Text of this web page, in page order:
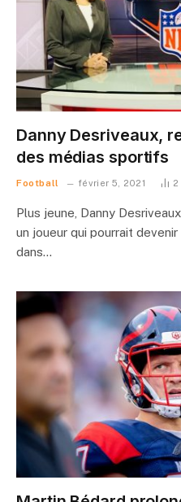
Danny Desriveaux,
des médias sportifs
Football février 5, 2021 2
Plus jeune, Danny
un joueur qui pourrait
dans…